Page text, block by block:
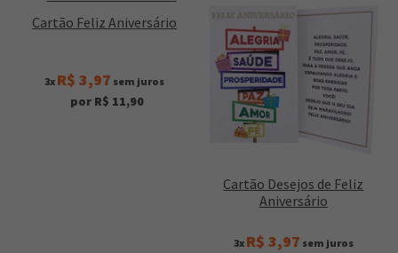
Cartão Feliz Aniversário
3x R$ 3,97 sem juros
por R$ 11,90
Cartão Desejos de Feliz
Aniversário
3x R$ 3,97 sem juros